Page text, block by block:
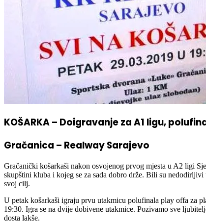
KOŠARKA – Doigravanje za A1 ligu,
Gračanica – Realway Sarajevo
Gračanički košarkaši nakon osvojenog prvog mjesta u A2 ligi
skupštini kluba i kojeg se za sada dobro drže. Bili su
svoj cilj.
U petak košarkaši igraju prvu utakmicu polufinala play offa za
19:30. Igra se na dvije dobivene utakmice. Pozivamo sve
dosta lakše.